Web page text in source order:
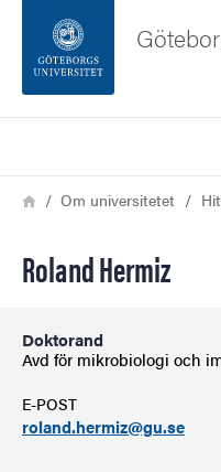
Sidfoten
Länkstig
HemOm universitetet
Roland Hermiz
Doktorand
Avd för mikrobiologi och
E-POST
roland.hermiz@gu.se